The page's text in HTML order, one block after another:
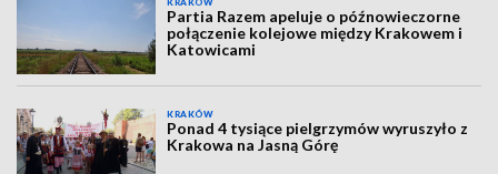
KRAKÓW
Partia Razem apeluje o późnowieczorne
połączenie kolejowe między Krakowem i
Katowicami
KRAKÓW
Ponad 4 tysiące pielgrzymów wyruszyło z
Krakowa na Jasną Górę